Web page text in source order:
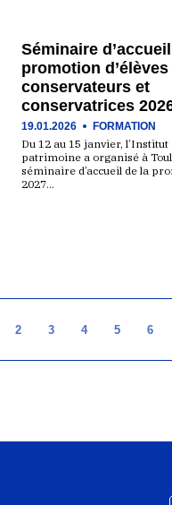
Séminaire
promotion d’élèves
conservateurs et
conservatrices
19.01.2026 FORMATION
Du 12 au 15 janvier,
patrimoine a organisé à
séminaire d’accueil de la
2027…
2 3 4 5 6